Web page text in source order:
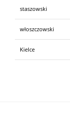
staszowski
włoszczowski
Kielce